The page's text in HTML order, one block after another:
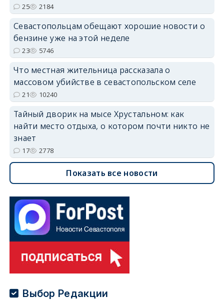
25 2184
Севастопольцам обещают хорошие новости о
бензине уже на этой неделе
23 5746
Что местная жительница рассказала о
массовом убийстве в севастопольском селе
21 10240
Тайный дворик на мысе Хрустальном: как
найти место отдыха, о котором почти никто не
знает
17 2778
Показать все новости
Выбор Редакции